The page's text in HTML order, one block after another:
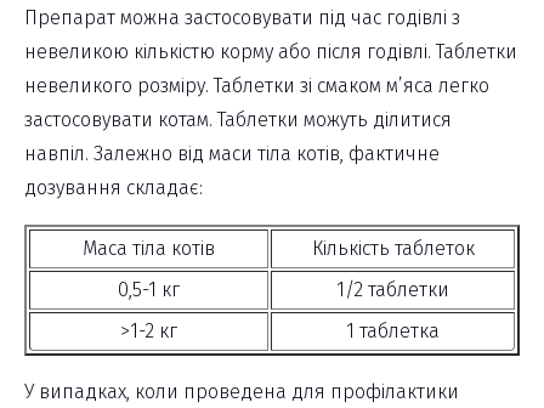
Препарат можна застосовувати під час годівлі з
невеликою кількістю корму або після годівлі. Таблетки
невеликого розміру. Таблетки зі смаком м’яса легко
застосовувати котам. Таблетки можуть ділитися
навпіл. Залежно від маси тіла котів, фактичне
дозування складає:
Маса тіла котів
Кількість таблеток
0,5-1 кг
1/2 таблетки
>1-2 кг
1 таблетка
У випадках, коли проведена для профілактики